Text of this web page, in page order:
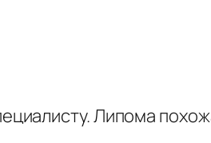
Липома